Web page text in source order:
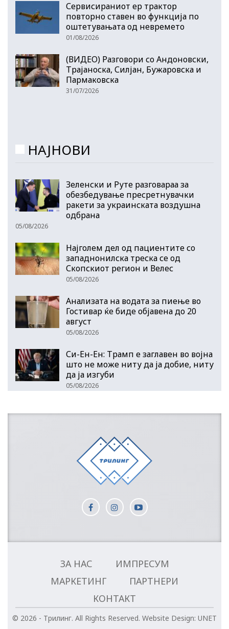
Сервисираниот ер трактор
повторно ставен во функција по
оштетувањата од невремето
01/08/2026
(ВИДЕО) Разговори со Андоновски,
Трајаноска, Силјан, Бужаровска и
Пармаковска
31/07/2026
НАЈНОВИ
Зеленски и Руте разговараа за
обезбедување пресретнувачки
ракети за украинската воздушна
одбрана
05/08/2026
Најголем дел од пациентите сo
западнонилска треска се од
Скопскиот регион и Велес
05/08/2026
Анализата на водата за пиење во
Гостивар ќе биде објавена до 20
август
05/08/2026
Си-Ен-Ен: Трамп е заглавен во војна
што не може ниту да ја добие, ниту
да ја изгуби
05/08/2026
ЗА НАС
ИМПРЕСУМ
МАРКЕТИНГ
ПАРТНЕРИ
КОНТАКТ
© 2026 - Трилинг. All Rights Reserved. Website Design: UNET